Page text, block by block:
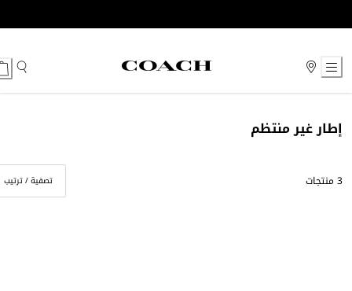
to
إطار غير منتظم
3 منتجات تصفية / ترتيب